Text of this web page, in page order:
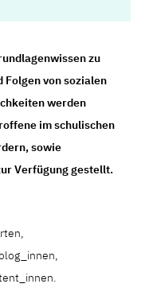
zu
Folgen von sozialen
werden
im schulischen
sowie
Verfügung gestellt.